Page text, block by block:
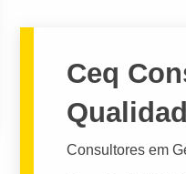
Ceq
Consultores em